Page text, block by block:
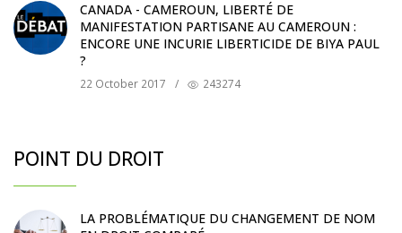
CANADA - CAMEROUN, LIBERTÉ DE
MANIFESTATION PARTISANE AU CAMEROUN :
ENCORE UNE INCURIE LIBERTICIDE DE BIYA PAUL
?
22 October 2017 / 243274
POINT DU DROIT
LA PROBLÉMATIQUE DU CHANGEMENT DE NOM